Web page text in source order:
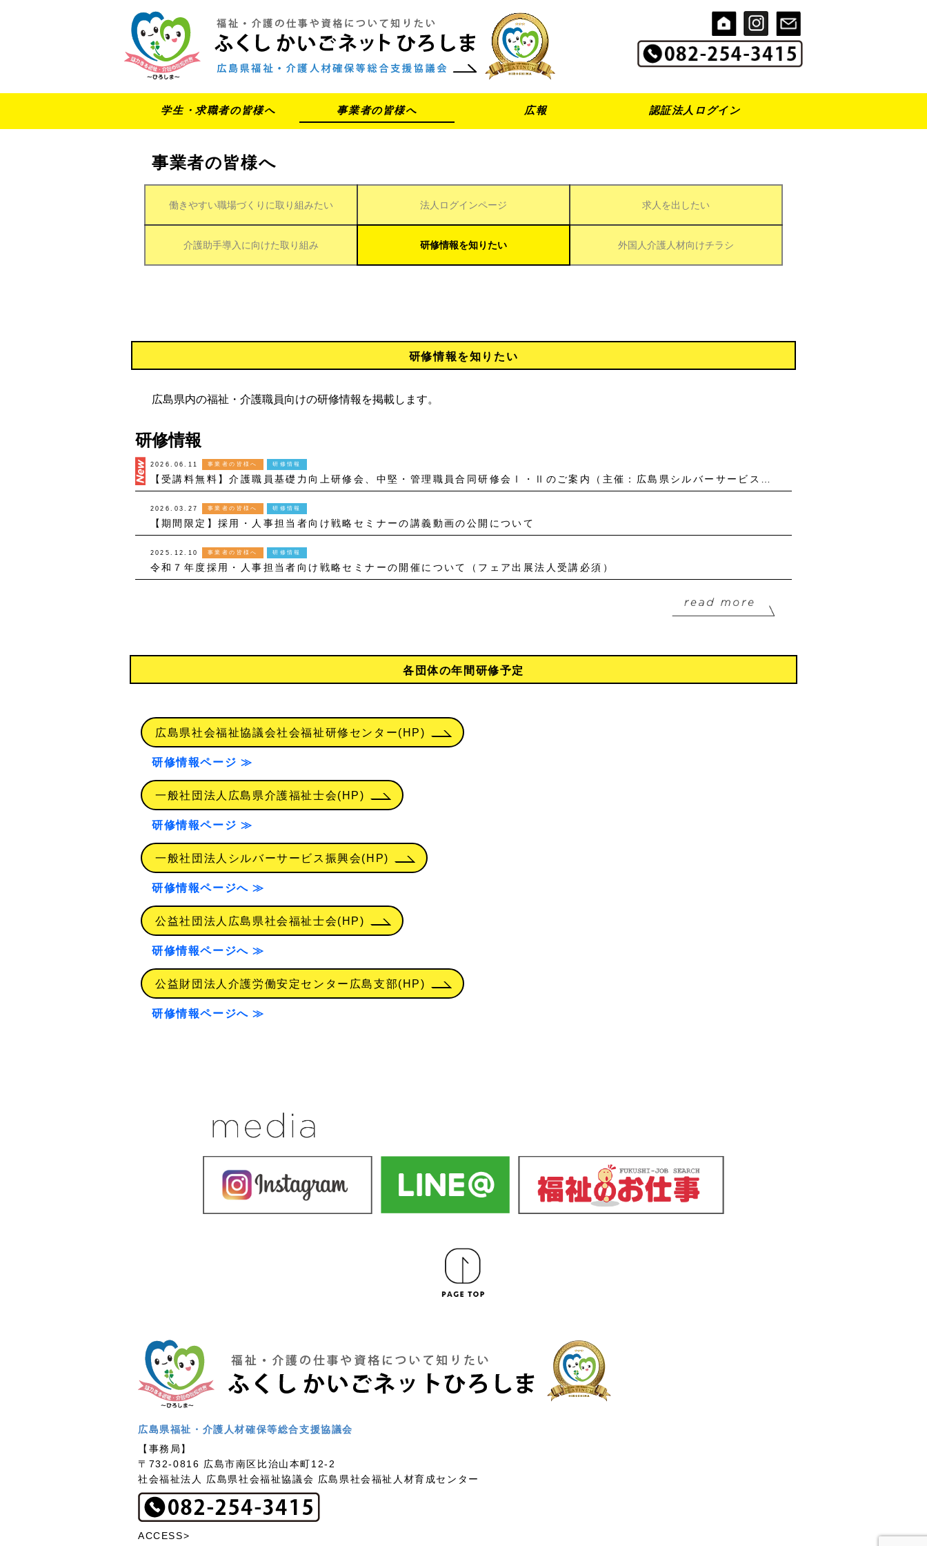
学生・求職者の皆様へ 事業者の皆様へ 広報 認証法人ログイン
事業者の皆様へ
働きやすい職場づくりに取り組みたい 法人ログインページ 求人を出したい
介護助手導入に向けた取り組み 研修情報を知りたい 外国人介護人材向けチラシ
研修情報を知りたい
広島県内の福祉・介護職員向けの研修情報を掲載します。
研修情報
2026.06.11 事業者の皆様へ 研修情報
2026.03.27 事業者の皆様へ 研修情報
【期間限定】採用・人事担当者向け戦略セミナーの講義動画の公開について
2025.12.10 事業者の皆様へ 研修情報
令和７年度採用・人事担当者向け戦略セミナーの開催について（フェア出展法人受講必須）
各団体の年間研修予定
広島県社会福祉協議会社会福祉研修センター(HP)
研修情報ページ ≫
一般社団法人広島県介護福祉士会(HP)
研修情報ページ ≫
一般社団法人シルバーサービス振興会(HP)
研修情報ページへ ≫
公益社団法人広島県社会福祉士会(HP)
研修情報ページへ ≫
公益財団法人介護労働安定センター広島支部(HP)
研修情報ページへ ≫
広島県福祉・介護人材確保等総合支援協議会
【事務局】
〒732-0816 広島市南区比治山本町12-2
社会福祉法人 広島県社会福祉協議会 広島県社会福祉人材育成センター
ACCESS>